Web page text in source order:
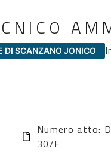
DI SCANZANO JONICO
Numero atto:
30/F